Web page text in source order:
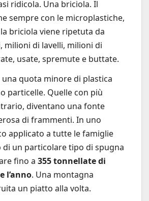
ridicola. Una briciola. Il
sempre con le microplastiche,
briciola viene ripetuta da
milioni di lavelli, milioni di
usate, spremute e buttate.
una quota minore di plastica
particelle. Quelle con più
diventano una fonte
di frammenti. In uno
applicato a tutte le famiglie
di un particolare tipo di spugna
fino a 355 tonnellate di
l’anno. Una montagna
un piatto alla volta.